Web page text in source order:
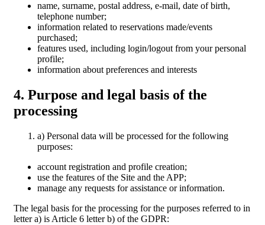
name, surname, postal address, e-mail, date of birth,
telephone number;
information related to reservations made/events
purchased;
features used, including login/logout from your personal
profile;
information about preferences and interests
4. Purpose and legal basis of the
processing
a) Personal data will be processed for the following
purposes:
account registration and profile creation;
use the features of the Site and the APP;
manage any requests for assistance or information.
The legal basis for the processing for the purposes referred to in
letter a) is Article 6 letter b) of the GDPR: